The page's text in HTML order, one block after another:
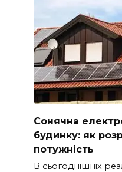
Сонячна
будинку: як
потужність
В сьогоднішніх